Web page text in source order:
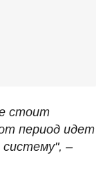
стоит
период идет
систему", –